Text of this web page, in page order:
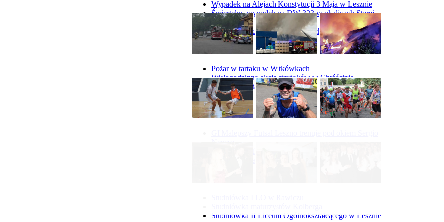
Wypadek na Alejach Konstytucji 3 Maja w Lesznie
Śmiertelny wypadek na DW 323 w okolicach Starej
Góry
Wypadek na obwodnicy Święciechowy
Pożar w tartaku w Witkówkach
Wielogodzinna akcja strażaków w Chróścinie
Pożar hali tartaku w Racocie
Studniówka II Liceum Ogólnokształcącego w Lesznie